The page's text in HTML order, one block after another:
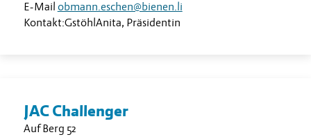
E-Mail obmann.eschen@bienen.li
Kontakt:GstöhlAnita, Präsidentin
JAC Challenger
Auf Berg 52